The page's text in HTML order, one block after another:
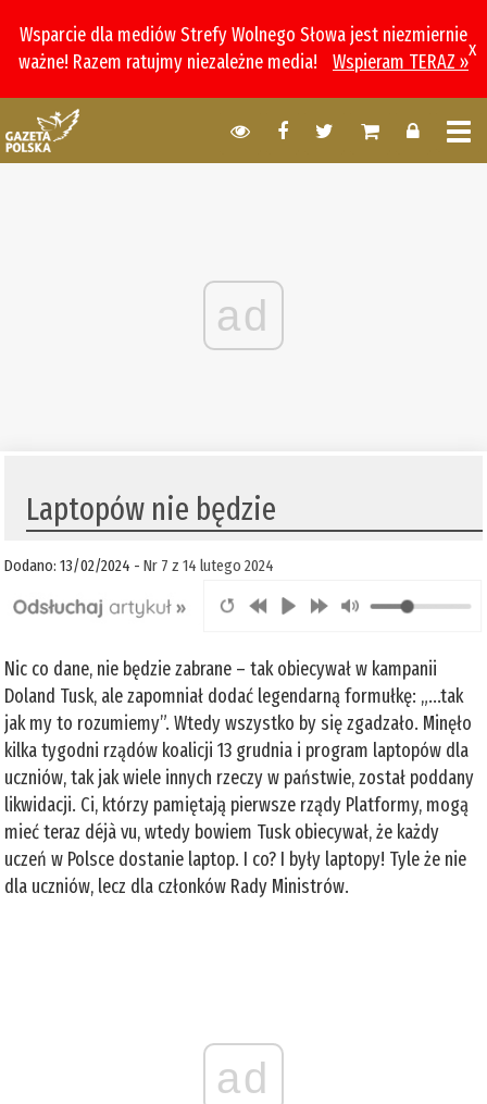
Wsparcie dla mediów Strefy Wolnego Słowa jest niezmiernie
ważne! Razem ratujmy niezależne media!
Wspieram TERAZ »
x
ad
Laptopów nie będzie
Dodano: 13/02/2024 -Nr 7 z 14 lutego 2024
Nic co dane, nie będzie zabrane – tak obiecywał w kampanii
Doland Tusk, ale zapomniał dodać legendarną formułkę: „...tak
jak my to rozumiemy”. Wtedy wszystko by się zgadzało. Minęło
kilka tygodni rządów koalicji 13 grudnia i program laptopów dla
uczniów, tak jak wiele innych rzeczy w państwie, został poddany
likwidacji. Ci, którzy pamiętają pierwsze rządy Platformy, mogą
mieć teraz déjà vu, wtedy bowiem Tusk obiecywał, że każdy
uczeń w Polsce dostanie laptop. I co? I były laptopy! Tyle że nie
dla uczniów, lecz dla członków Rady Ministrów.
ad